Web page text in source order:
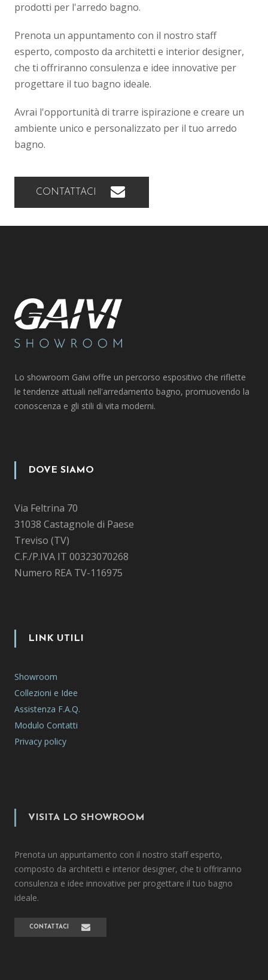
prodotti per l'arredo bagno.
Prenota un appuntamento con il nostro staff
esperto, composto da architetti e interior designer,
che ti offriranno consulenza e idee innovative per
progettare il tuo bagno ideale.
Avrai l'opportunità di trarre ispirazione e creare un
ambiente unico e personalizzato per il tuo arredo
bagno.
CONTATTACI
Lo showroom Gaivi offre un percorso espositivo che riflette
le tendenze attuali nell'arredamento bagno, promuovendo la
conoscenza e gli stili di vita moderni.
DOVE SIAMO
Via Feltrina 70
31038 Castagnole di Paese
Treviso (TV)
C.F./P.IVA IT 00323070268
Numero REA TV-116975
LINK UTILI
Showroom
Collezioni e Idee
Assistenza F.A.Q.
Modulo Contatti
Privacy policy
VISITA LO SHOWROOM
Prenota un appuntamento con il nostro staff esperto,
composto da architetti e interior designer, che ti offriranno
consulenza e idee innovative per progettare il tuo bagno
ideale.
CONTATTACI